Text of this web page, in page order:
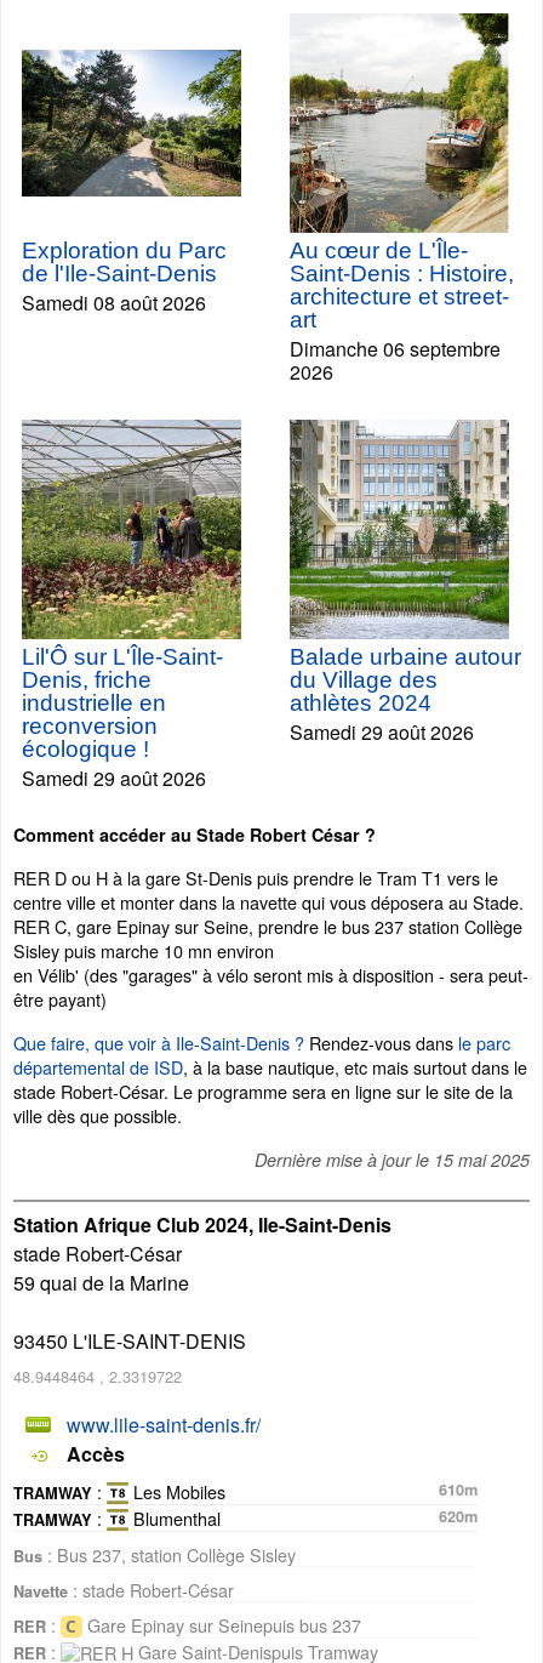
Exploration du Parc
de l'Ile-Saint-Denis
Samedi 08 août 2026
Au cœur de L'Île-
Saint-Denis : Histoire,
architecture et street-
art
Dimanche 06 septembre
2026
Lil'Ô sur L'Île-Saint-
Denis, friche
industrielle en
reconversion
écologique !
Samedi 29 août 2026
Balade urbaine autour
du Village des
athlètes 2024
Samedi 29 août 2026
Comment accéder au Stade Robert César ?
RER D ou H à la gare St-Denis puis prendre le Tram T1 vers le
centre ville et monter dans la navette qui vous déposera au Stade.
RER C, gare Epinay sur Seine, prendre le bus 237 station Collège
Sisley puis marche 10 mn environ
en Vélib' (des "garages" à vélo seront mis à disposition - sera peut-
être payant)
Que faire, que voir à Ile-Saint-Denis ? Rendez-vous dans le parc
départemental de ISD, à la base nautique, etc mais surtout dans le
stade Robert-César. Le programme sera en ligne sur le site de la
ville dès que possible.
Dernière mise à jour le 15 mai 2025
Station Afrique Club 2024, Ile-Saint-Denis
stade Robert-César
59 quai de la Marine
93450 L'ILE-SAINT-DENIS
48.9448464 , 2.3319722
www.lile-saint-denis.fr/
Accès
TRAMWAY : Les Mobiles
610m
TRAMWAY : Blumenthal
620m
Bus : Bus 237, station Collège Sisley
Navette : stade Robert-César
RER : Gare Epinay sur Seinepuis bus 237
RER :
Gare Saint-Denispuis Tramway